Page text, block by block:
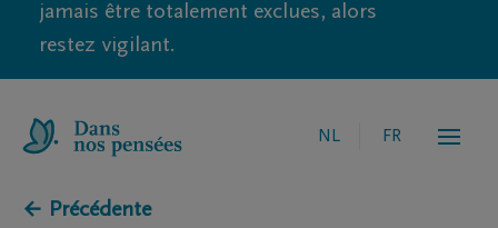
jamais être totalement exclues, alors
restez vigilant.
NL FR
← Précédente